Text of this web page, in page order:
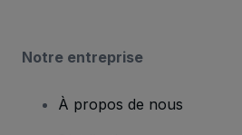
Notre entreprise
À propos de nous